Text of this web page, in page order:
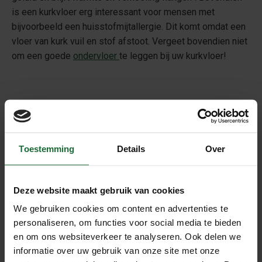
Toestemming Details Over
Deze website maakt gebruik van cookies
We gebruiken cookies om content en advertenties te
personaliseren, om functies voor social media te bieden
en om ons websiteverkeer te analyseren. Ook delen we
informatie over uw gebruik van onze site met onze
is een kurkvloer erg interessant voor mensen met
bijvoorbeeld een huisstofmijtallergie. Dit komt omdat een
vloer van kurk vuil en stof afstoot. Vergeet bovendien niet
om een goede ondervloer te leggen bij uw kurkvloer!
Tip:kurkvloer leggen, hoe doe je dat en waar moet je op
Voordelen kurkvloer
Een kurkvloer, of in dit geval eenkurkvloer met betonlook
heeft erg veel voordelen. Naast dat het dus duurzaam
wordt geoogst, heeft een kurkvloer nog meer
milieuvriendelijke voordelen. Doordat kurk geluid en